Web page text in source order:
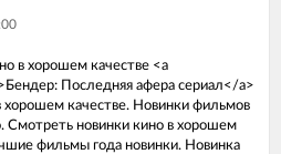
в хорошем качестве <a
Последняя афера сериал</a>
качестве. Новинки фильмов
Смотреть новинки кино в хорошем
фильмы года новинки. Новинка